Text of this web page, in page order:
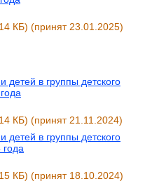
КБ) (принят 23.01.2025)
детей в группы детского
КБ) (принят 21.11.2024)
детей в группы детского
года
КБ) (принят 18.10.2024)